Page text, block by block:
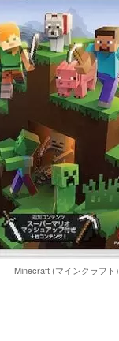
Minecraft (マインクラフト)